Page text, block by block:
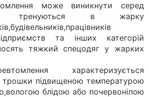
може виникнути серед
тренуються в жарку
та інших категорій
носять тяжкий спецодяг у жарких
характеризується
підвищеною температурою
блідою або почервонілою